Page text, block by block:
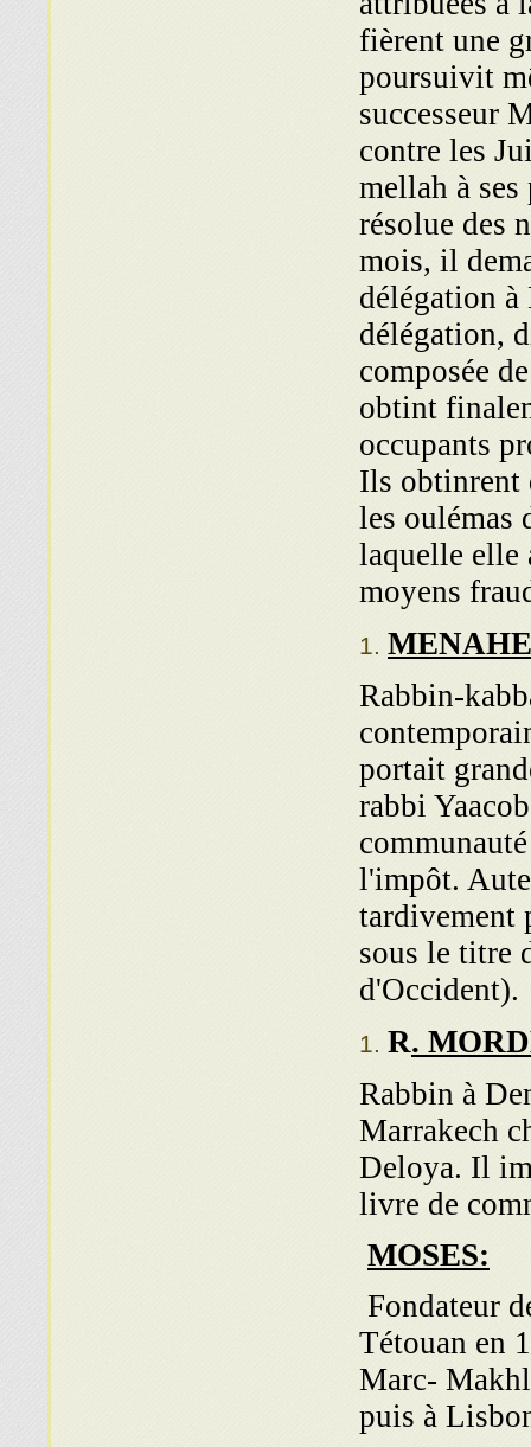
fièrent une
poursuivit
successeur
contre les
mellah à
résolue des
mois, il
délégation à
délégation,
composée
obtint
occupants
Ils obtinrent
les oulémas
laquelle elle
moyens
Rabbin-
portait
rabbi
l'impôt.
tardivement
sous le titre
d'Occident).
R.
Rabbin à
Marra­kech
Deloya. Il
livre de
MOSES:
Fondateur
Tétouan en
Marc-
puis à